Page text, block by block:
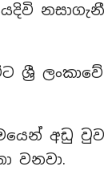
ශ්‍රී
අඩු
වනවා.